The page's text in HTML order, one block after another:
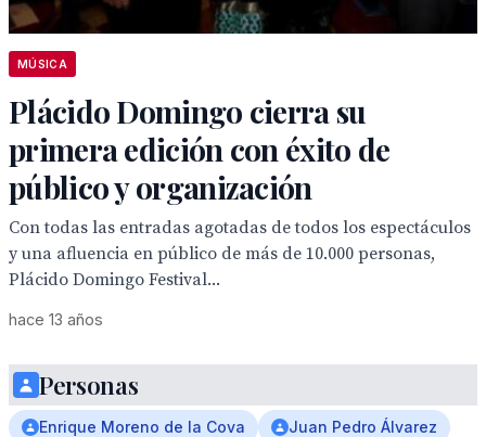
MÚSICA
Plácido Domingo cierra su
primera edición con éxito de
público y organización
Con todas las entradas agotadas de todos los espectáculos
y una afluencia en público de más de 10.000 personas,
Plácido Domingo Festival...
hace 13 años
Personas
Enrique Moreno de la Cova Juan Pedro Álvarez